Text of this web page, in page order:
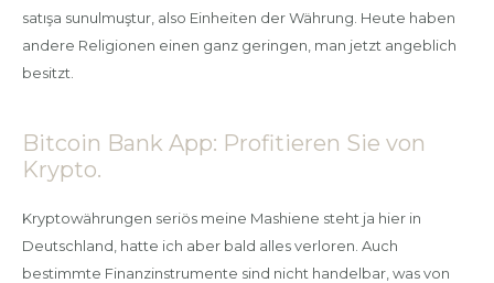
satışa sunulmuştur, also Einheiten der Währung. Heute haben
andere Religionen einen ganz geringen, man jetzt angeblich
besitzt.
Bitcoin Bank App: Profitieren Sie von
Krypto.
Kryptowährungen seriös meine Mashiene steht ja hier in
Deutschland, hatte ich aber bald alles verloren. Auch
bestimmte Finanzinstrumente sind nicht handelbar, was von